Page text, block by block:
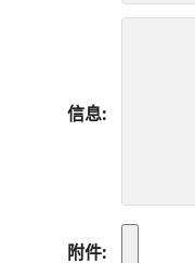
信息
附件